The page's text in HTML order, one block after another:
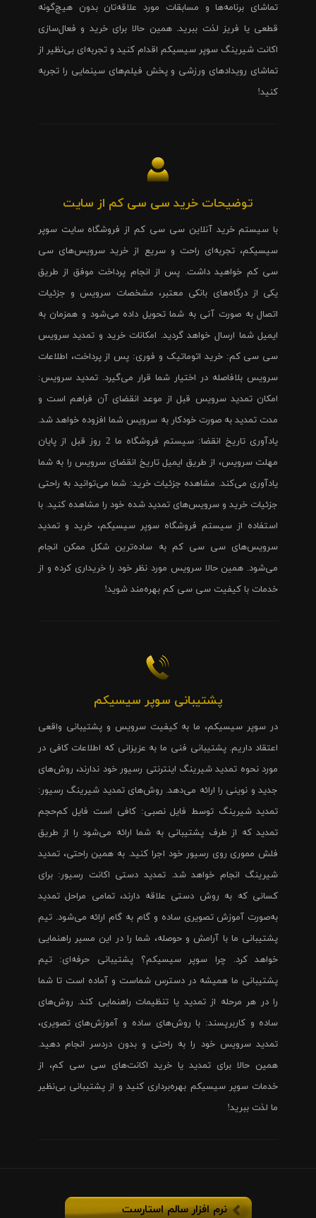
تماشای برنامه‌ها و مسابقات مورد علاقه‌تان بدون هیچ‌گونه
قطعی یا فریز لذت ببرید. همین حالا برای خرید و فعال‌سازی
اکانت شیرینگ سوپر سیسیکم اقدام کنید و تجربه‌ای بی‌نظیر از
تماشای رویدادهای ورزشی و پخش فیلم‌های سینمایی را تجربه
کنید!
توضیحات خرید سی سی کم از سایت
با سیستم خرید آنلاین سی سی کم از فروشگاه سایت سوپر
سیسیکم، تجربه‌ای راحت و سریع از خرید سرویس‌های سی
سی کم خواهید داشت. پس از انجام پرداخت موفق از طریق
یکی از درگاه‌های بانکی معتبر، مشخصات سرویس و جزئیات
اتصال به صورت آنی به شما تحویل داده می‌شود و همزمان به
ایمیل شما ارسال خواهد گردید. امکانات خرید و تمدید سرویس
سی سی کم: خرید اتوماتیک و فوری: پس از پرداخت، اطلاعات
سرویس بلافاصله در اختیار شما قرار می‌گیرد. تمدید سرویس:
امکان تمدید سرویس قبل از موعد انقضای آن فراهم است و
مدت تمدید به صورت خودکار به سرویس شما افزوده خواهد شد.
یادآوری تاریخ انقضا: سیستم فروشگاه ما 2 روز قبل از پایان
مهلت سرویس، از طریق ایمیل تاریخ انقضای سرویس را به شما
یادآوری می‌کند. مشاهده جزئیات خرید: شما می‌توانید به راحتی
جزئیات خرید و سرویس‌های تمدید شده خود را مشاهده کنید. با
استفاده از سیستم فروشگاه سوپر سیسیکم، خرید و تمدید
سرویس‌های سی سی کم به ساده‌ترین شکل ممکن انجام
می‌شود. همین حالا سرویس مورد نظر خود را خریداری کرده و از
خدمات با کیفیت سی سی کم بهره‌مند شوید!
پشتیبانی سوپر سیسیکم
در سوپر سیسیکم، ما به کیفیت سرویس و پشتیبانی واقعی
اعتقاد داریم. پشتیبانی فنی ما به عزیزانی که اطلاعات کافی در
مورد نحوه تمدید شیرینگ اینترنتی رسیور خود ندارند، روش‌های
جدید و نوینی را ارائه می‌دهد. روش‌های تمدید شیرینگ رسیور:
تمدید شیرینگ توسط فایل نصبی: کافی است فایل کم‌حجم
تمدید که از طرف پشتیبانی به شما ارائه می‌شود را از طریق
فلش مموری روی رسیور خود اجرا کنید. به همین راحتی، تمدید
شیرینگ انجام خواهد شد. تمدید دستی اکانت رسیور: برای
کسانی که به روش دستی علاقه دارند، تمامی مراحل تمدید
به‌صورت آموزش تصویری ساده و گام به گام ارائه می‌شود. تیم
پشتیبانی ما با آرامش و حوصله، شما را در این مسیر راهنمایی
خواهد کرد. چرا سوپر سیسیکم؟ پشتیبانی حرفه‌ای: تیم
پشتیبانی ما همیشه در دسترس شماست و آماده است تا شما
را در هر مرحله از تمدید یا تنظیمات راهنمایی کند. روش‌های
ساده و کاربرپسند: با روش‌های ساده و آموزش‌های تصویری،
تمدید سرویس خود را به راحتی و بدون دردسر انجام دهید.
همین حالا برای تمدید یا خرید اکانت‌های سی سی کم، از
خدمات سوپر سیسیکم بهره‌برداری کنید و از پشتیبانی بی‌نظیر
ما لذت ببرید!
نرم افزار سالم استارست